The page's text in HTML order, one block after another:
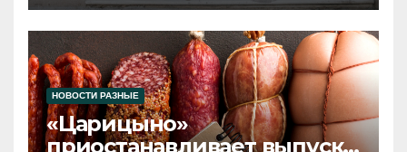
НОВОСТИ РАЗНЫЕ
«Царицыно»
приостанавливает выпуск